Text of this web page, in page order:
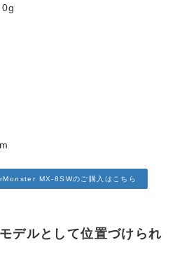
MX-8SWのご購入はこちら
デルとして位置づけられ